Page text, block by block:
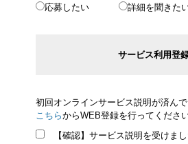
応募したい 詳細を聞きた
サービス利用登
初回オンラインサービス説明が済んで
こちらからWEB登録を行ってください
【確認】サービス説明を受けま